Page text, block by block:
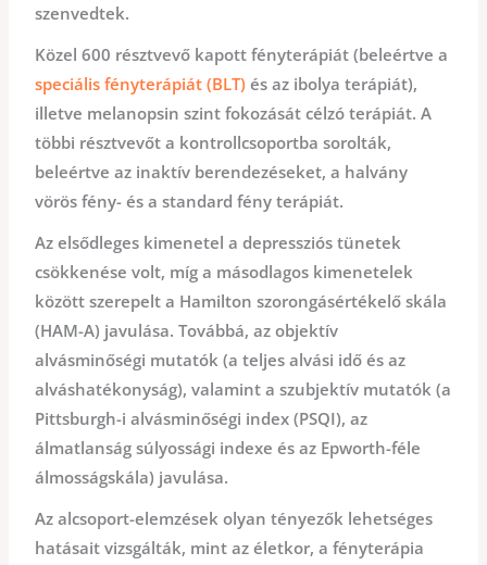
szenvedtek.
Közel 600 résztvevő kapott fényterápiát (beleértve a
speciális fényterápiát (BLT) és az ibolya terápiát),
illetve melanopsin szint fokozását célzó terápiát. A
többi résztvevőt a kontrollcsoportba sorolták,
beleértve az inaktív berendezéseket, a halvány
vörös fény- és a standard fény terápiát.
Az elsődleges kimenetel a depressziós tünetek
csökkenése volt, míg a másodlagos kimenetelek
között szerepelt a Hamilton szorongásértékelő skála
(HAM-A) javulása. Továbbá, az objektív
alvásminőségi mutatók (a teljes alvási idő és az
alváshatékonyság), valamint a szubjektív mutatók (a
Pittsburgh-i alvásminőségi index (PSQI), az
álmatlanság súlyossági indexe és az Epworth-féle
álmosságskála) javulása.
Az alcsoport-elemzések olyan tényezők lehetséges
hatásait vizsgálták, mint az életkor, a fényterápia